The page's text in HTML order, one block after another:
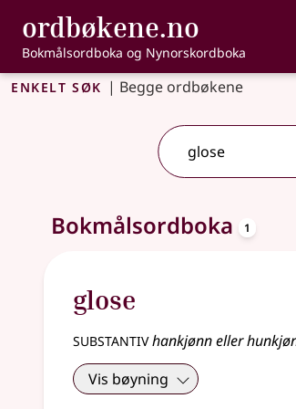
Gå til hovudinnhald
Tilgjenge
ordbøkene.no ,
Bokmålsordboka og Nynorskordboka
Enkelt søk | Begge ordbøkene
Bokmålsordboka 1
glose
substantivhankjønn eller
Vis bøyning